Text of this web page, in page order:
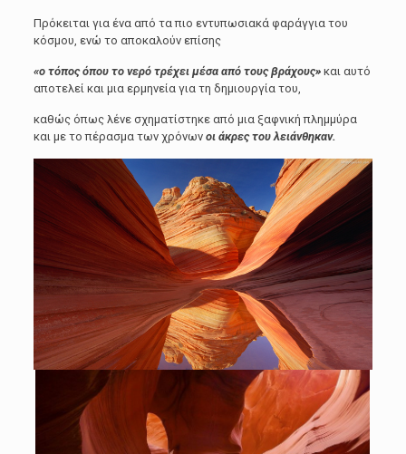
Πρόκειται για ένα από τα πιο εντυπωσιακά φαράγγια του
κόσμου, ενώ το αποκαλούν επίσης
«ο τόπος όπου το νερό τρέχει μέσα από τους βράχους» και αυτό
αποτελεί και μια ερμηνεία για τη δημιουργία του,
καθώς όπως λένε σχηματίστηκε από μια ξαφνική πλημμύρα
και με το πέρασμα των χρόνων οι άκρες του λειάνθηκαν.